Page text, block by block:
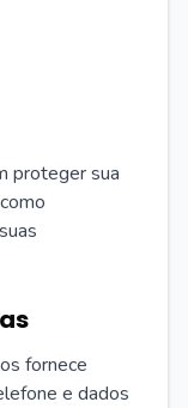
proteger sua
fornece
e dados